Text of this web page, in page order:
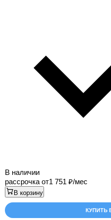
В наличии
рассрочка от1 751 /мес
В корзину
КУПИТЬ